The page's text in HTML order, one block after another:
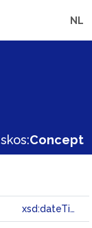
NL
skos:Concept
xsd:dateTime